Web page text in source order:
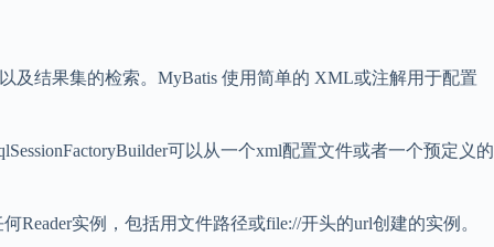
及结果集的检索。MyBatis 使用简单的 XML或注解用于配置
可以从一个xml配置文件或者一个预定义的
Reader实例，包括用文件路径或file://开头的url创建的实例。